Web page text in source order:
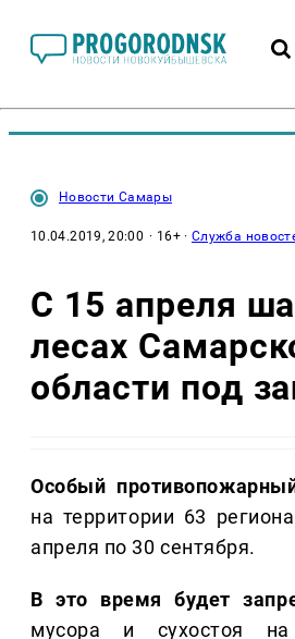
Новости Самары
10.04.2019, 20:00 · 16+ ·Служба
С 15 апреля
лесах
области под
Особый
на территории 63
апреля по 30 сентября.
В это время будет
мусора и сухостоя на